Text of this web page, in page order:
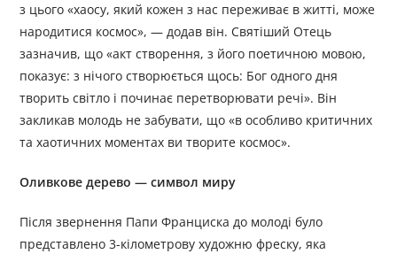
з цього «хаосу, який кожен з нас переживає в житті, може
народитися космос», — додав він. Святіший Отець
зазначив, що «акт створення, з його поетичною мовою,
показує: з нічого створюється щось: Бог одного дня
творить світло і починає перетворювати речі». Він
закликав молодь не забувати, що «в особливо критичних
та хаотичних моментах ви творите космос».
Оливкове дерево — символ миру
Після звернення Папи Франциска до молоді було
представлено 3-кілометрову художню фреску, яка